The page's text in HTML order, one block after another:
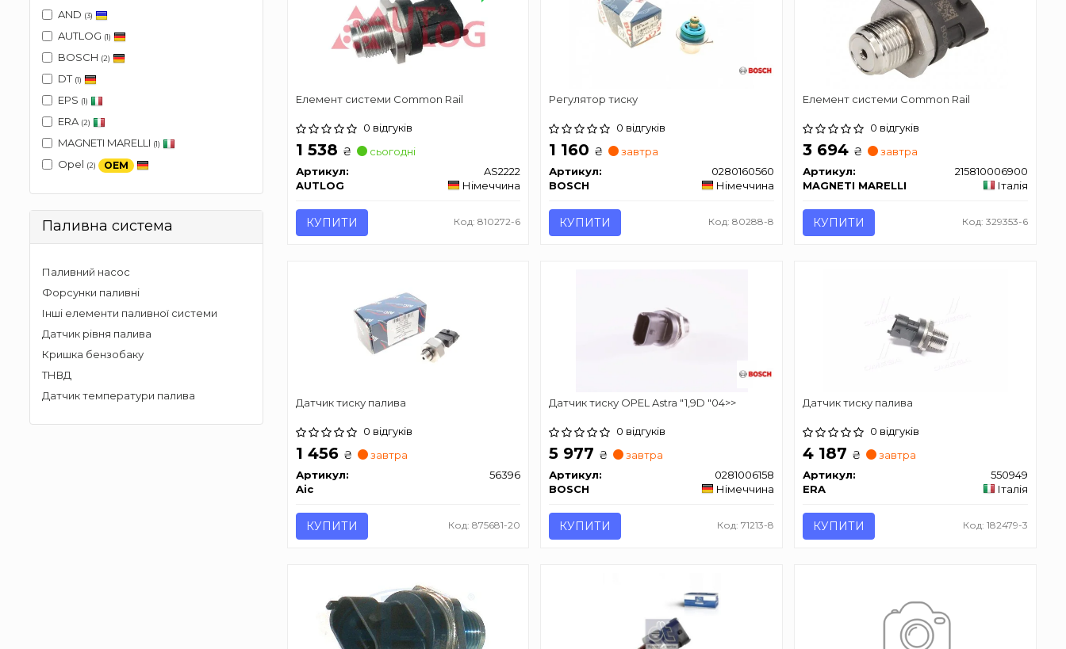
AND (3)
AUTLOG (1)
BOSCH (2)
DT (1)
EPS (1)
ERA (2)
MAGNETI MARELLI (1)
Opel (2) OEM
Паливна система
Паливний насос
Форсунки паливні
Інші елементи паливної системи
Датчик рівня палива
Кришка бензобаку
ТНВД
Датчик температури палива
Елемент системи Common Rail
0 відгуків
1 538 ₴
сьогодні
Артикул:
AS2222
AUTLOG
Німеччина
КУПИТИ Код: 810272-6
Регулятор тиску
0 відгуків
1 160 ₴
завтра
Артикул:
0280160560
BOSCH
Німеччина
КУПИТИ Код: 80288-8
Елемент системи Common Rail
0 відгуків
3 694 ₴
завтра
Артикул:
215810006900
MAGNETI MARELLI
Італія
КУПИТИ Код: 329353-6
Датчик тиску палива
0 відгуків
1 456 ₴
завтра
Артикул:
56396
Aic
КУПИТИ Код: 875681-20
Датчик тиску OPEL Astra "1,9D "04>>
0 відгуків
5 977 ₴
завтра
Артикул:
0281006158
BOSCH
Німеччина
КУПИТИ Код: 71213-8
Датчик тиску палива
0 відгуків
4 187 ₴
завтра
Артикул:
550949
ERA
Італія
КУПИТИ Код: 182479-3